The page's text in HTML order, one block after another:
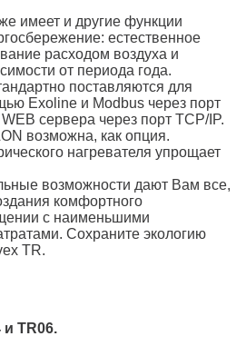
имеет и другие функции
естественное
расходом воздуха и
от периода года.
поставляются для
Exoline и Modbus через порт
сервера через порт TCP/IP.
возможна, как опция.
нагревателя упрощает
возможности дают Вам все,
комфортного
с наименьшими
Сохраните экологию
TR.
TR06.